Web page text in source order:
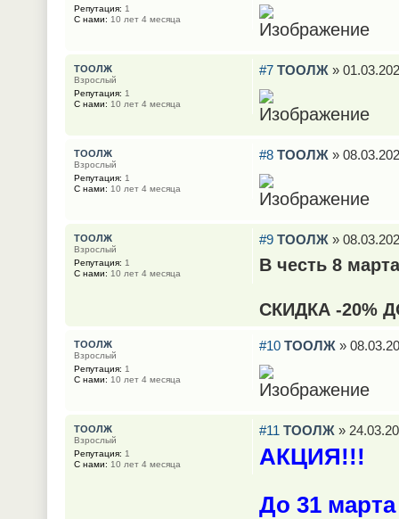
Репутация: 1
С нами: 10 лет 4 месяца
#7 ТООЛЖ »
ТООЛЖ
Взрослый
Репутация: 1
С нами: 10 лет 4 месяца
#8 ТООЛЖ »
ТООЛЖ
Взрослый
Репутация: 1
С нами: 10 лет 4 месяца
#9 ТООЛЖ »
В честь 8 марта
СКИДКА -20%
ТООЛЖ
Взрослый
Репутация: 1
С нами: 10 лет 4 месяца
#10 ТООЛЖ »
ТООЛЖ
Взрослый
Репутация: 1
С нами: 10 лет 4 месяца
#11 ТООЛЖ »
АКЦИЯ!!!
До 31
ТООЛЖ
Взрослый
Репутация: 1
С нами: 10 лет 4 месяца